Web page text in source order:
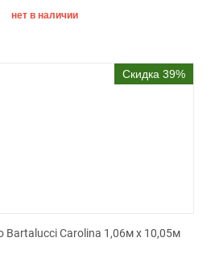
нет в наличии
Скидка 39%
Bartalucci Carolina 1,06м х 10,05м